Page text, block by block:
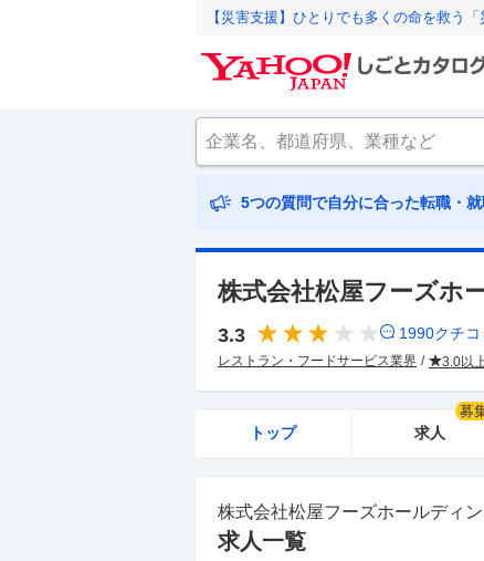
【災害支援】ひとりでも多くの命を救う
5つの質問で自分に合った転職・
株式会社松屋フーズホ
3.3 1990クチコ
レストラン・フードサービス業界 3.0以
トップ 求人
募
株式会社松屋フーズホールディ
求人一覧